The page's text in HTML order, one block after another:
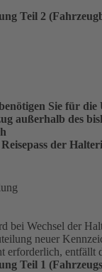
Teil 2
Sie für
außerhalb des
der
bei Wechsel der
neuer
erforderlich, entfällt
Teil 1